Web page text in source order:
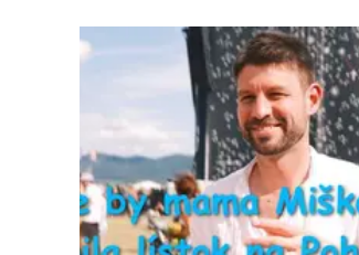
opozičných
žoldnierov
propagandy
Očistec
rozpadá